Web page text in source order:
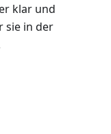
klar und
sie in der